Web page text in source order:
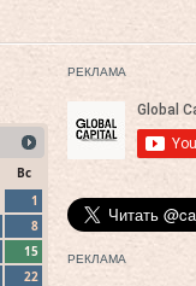
Вс
1
8
15
22
РЕКЛАМА
РЕКЛАМА